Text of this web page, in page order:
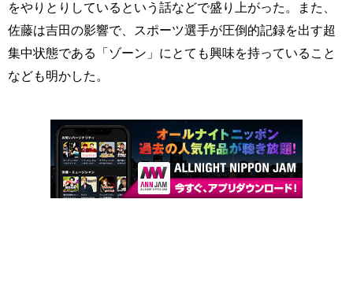
をやりとりしているという話などで盛り上がった。また、
佐藤は吉田の影響で、スポーツ選手が圧倒的記録を出す超
集中状態である「ゾーン」にとても興味を持っていること
なども明かした。